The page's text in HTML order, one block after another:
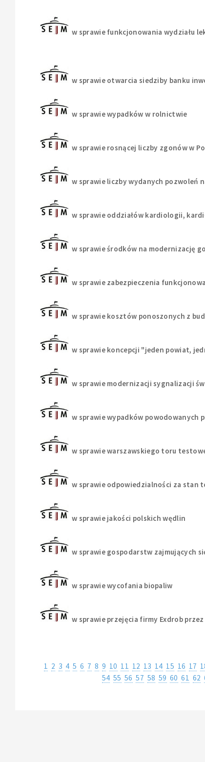
w sprawie funkcjonowania wydziału
w sprawie otwarcia siedziby banku
w sprawie wypadków w rolnictwie
w sprawie rosnącej liczby zgonów w
w sprawie liczby wydanych pozwoleń
w sprawie oddziałów kardiologii,
w sprawie środków na modernizację
w sprawie zabezpieczenia
w sprawie kosztów ponoszonych z
w sprawie koncepcji "jeden powiat,
w sprawie modernizacji sygnalizacji
w sprawie wypadków powodowanych
w sprawie warszawskiego toru
w sprawie odpowiedzialności za stan
w sprawie jakości polskich wędlin
w sprawie gospodarstw zajmujących
w sprawie wycofania biopaliw
w sprawie przejęcia firmy Exdrob przez
1 2 3 4 5 6 7 8 9 10 11 12 13 14 15 16 17
54 55 56 57 58 59 60 61 62